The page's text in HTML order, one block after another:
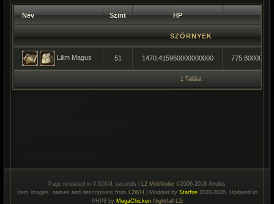
Név Szint HP MP
SZÖRNYEK
Lilim Magus 51 1470.415960000000000
1 Találat
Page rendered in 0.02841 seconds | L2 Mobfinder ©2006-2018 Anubis
Item images, names and descriptions from L2WH | Modded by Starfire2020-2026, Updated to
PHP8 by MegaChicken Nightfall L2j